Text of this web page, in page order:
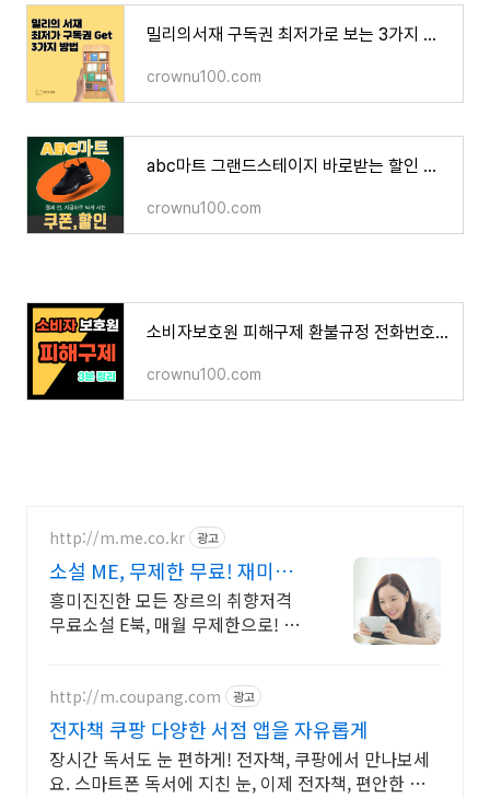
밀리의서재 구독권 최저가로 보는 3가지 방법
crownu100.com
abc마트 그랜드스테이지 바로받는 할인 및 쿠폰 정보
crownu100.com
소비자보호원 피해구제 환불규정 전화번호 이렇게 하면 된다.
crownu100.com
http://m.me.co.kr 광고
소설 ME, 무제한 무료! 재미가
가득한곳!
흥미진진한 모든 장르의 취향저격
무료소설 E북, 매월 무제한으로! 첫
http://m.coupang.com 광고
전자책 쿠팡 다양한 서점 앱을 자유롭게
장시간 독서도 눈 편하게! 전자책, 쿠팡에서 만나보세
요. 스마트폰 독서에 지친 눈, 이제 전자책, 편안한 독